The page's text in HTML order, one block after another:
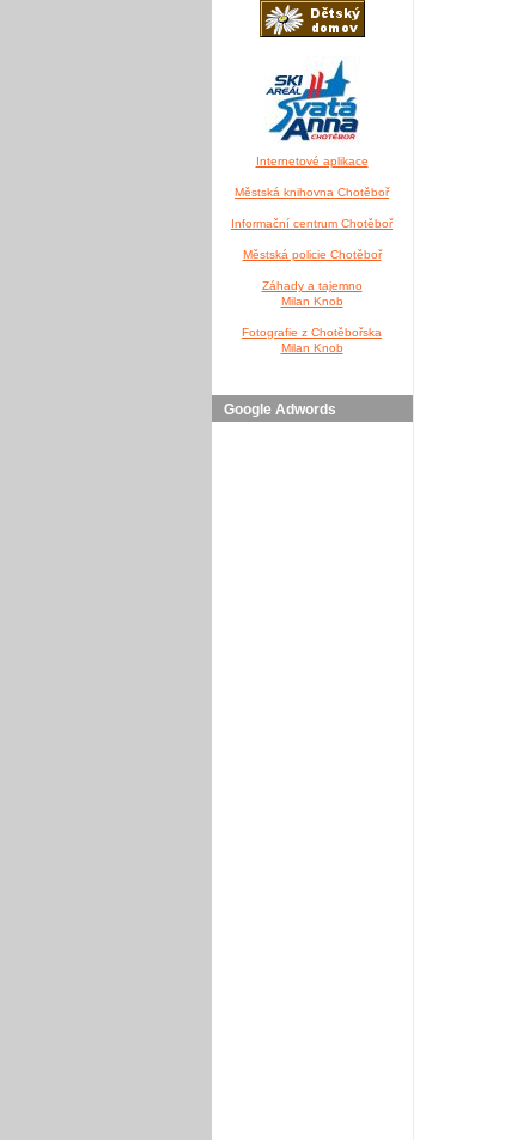
Internetové aplikace
Městská knihovna Chotěboř
Informační centrum Chotěboř
Městská policie Chotěboř
Záhady a tajemno
Milan Knob
Fotografie z Chotěbořska
Milan Knob
Google Adwords